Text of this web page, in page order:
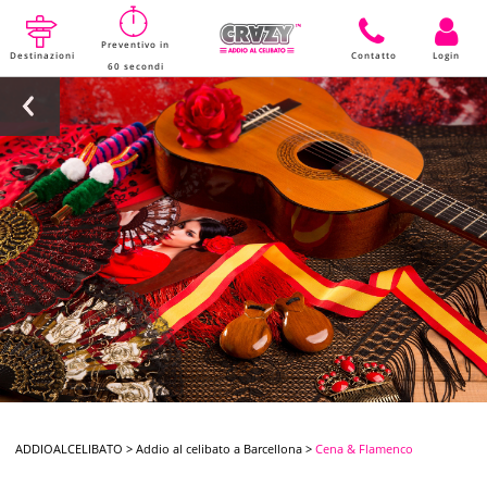
Destinazioni
Preventivo in
60 secondi
Contatto Login
ADDIOALCELIBATO >Addio al celibato a Barcellona >Cena & Flamenco